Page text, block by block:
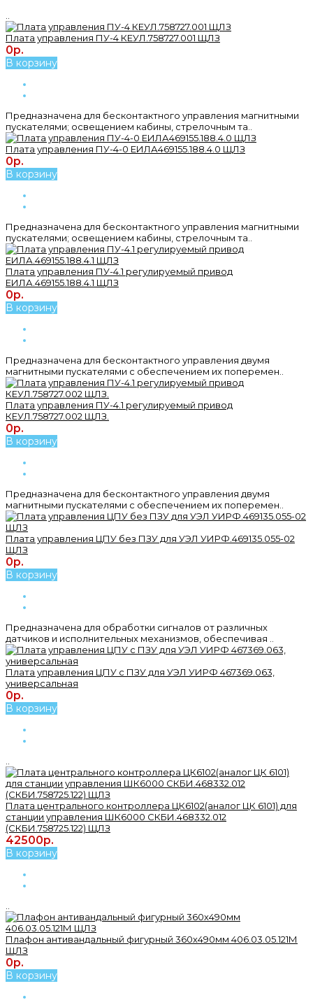
Плата управления ПУ-4 КЕУЛ.758727.001 ЩЛЗ
0р.
В корзину
Предназначена для бесконтактного управления магнитными
пускателями; освещением кабины, стрелочным та..
Плата управления ПУ-4-0 ЕИЛА469155.188.4.0 ЩЛЗ
0р.
В корзину
Предназначена для бесконтактного управления магнитными
пускателями; освещением кабины, стрелочным та..
Плата управления ПУ-4.1 регулируемый привод
ЕИЛА.469155.188.4.1 ЩЛЗ
0р.
В корзину
Предназначена для бесконтактного управления двумя
магнитными пускателями с обеспечением их поперемен..
Плата управления ПУ-4.1 регулируемый привод
КЕУЛ.758727.002 ЩЛЗ.
0р.
В корзину
Предназначена для бесконтактного управления двумя
магнитными пускателями с обеспечением их поперемен..
Плата управления ЦПУ без ПЗУ для УЭЛ УИРФ.469135.055-02
ЩЛЗ
0р.
В корзину
Предназначена для обработки сигналов от различных
датчиков и исполнительных механизмов, обеспечивая ..
Плата управления ЦПУ с ПЗУ для УЭЛ УИРФ 467369.063,
универсальная
0р.
В корзину
Плата центрального контроллера ЦК6102(аналог ЦК 6101) для
станции управления ШК6000 СКБИ.468332.012
(СКБИ.758725.122) ЩЛЗ
42500р.
В корзину
Плафон антивандальный фигурный 360х490мм 406.03.05.121М
ЩЛЗ
0р.
В корзину